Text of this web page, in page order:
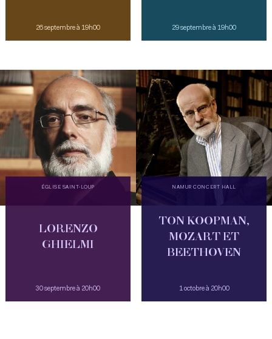
26 septembre à 19h00 29 septembre à 19h00
ÉGLISE SAINT-LOUP
LORENZO
GHIELMI
30 septembre à 20h00
NAMUR CONCERT HALL
TON KOOPMAN,
MOZART ET
BEETHOVEN
1 octobre à 20h00